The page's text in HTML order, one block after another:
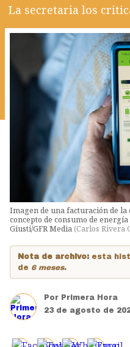
La secretaria los
Imagen de una facturación de
concepto de consumo de
Giusti/GFR Media(Carlos Rivera
Nota de archivo: esta
de 6 meses.
Por Primera Hora
23 de agosto de